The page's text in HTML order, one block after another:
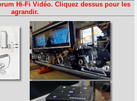
Hi-Fi Vidéo. Cliquez dessus pour les
agrandir.